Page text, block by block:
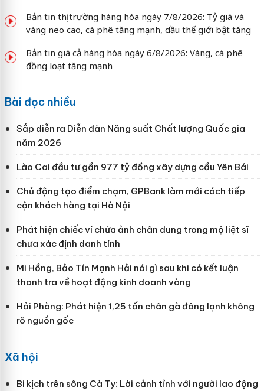
Bản tin thị trường hàng hóa ngày 7/8/2026: Tỷ giá và
vàng neo cao, cà phê tăng mạnh, dầu thế giới bật tăng
Bản tin giá cả hàng hóa ngày 6/8/2026: Vàng, cà phê
đồng loạt tăng mạnh
Bài đọc nhiều
Sắp diễn ra Diễn đàn Năng suất Chất lượng Quốc gia
năm 2026
Lào Cai đầu tư gần 977 tỷ đồng xây dựng cầu Yên Bái
Chủ động tạo điểm chạm, GPBank làm mới cách tiếp
cận khách hàng tại Hà Nội
Phát hiện chiếc ví chứa ảnh chân dung trong mộ liệt sĩ
chưa xác định danh tính
Mi Hồng, Bảo Tín Mạnh Hải nói gì sau khi có kết luận
thanh tra về hoạt động kinh doanh vàng
Hải Phòng: Phát hiện 1,25 tấn chân gà đông lạnh không
rõ nguồn gốc
Xã hội
Bi kịch trên sông Cà Ty: Lời cảnh tỉnh với người lao động